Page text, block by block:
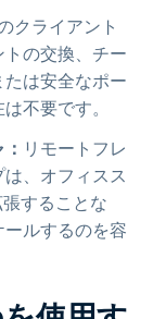
クライアント
の交換、チー
は安全なポー
不要です。
リモートフレ
、オフィスス
することな
ルするのを容